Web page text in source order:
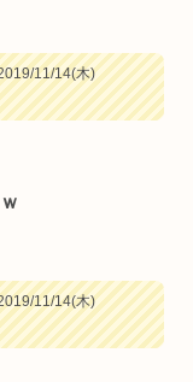
11/14(木)
11/14(木)